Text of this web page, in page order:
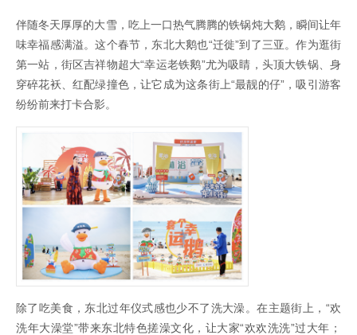
伴随冬天厚厚的大雪，吃上一口热气腾腾的铁锅炖大鹅，瞬间让年
味幸福感满溢。这个春节，东北大鹅也“迁徙”到了三亚。作为逛街
第一站，街区吉祥物超大“幸运老铁鹅”尤为吸睛，头顶大铁锅、身
穿碎花袄、红配绿撞色，让它成为这条街上“最靓的仔”，吸引游客
纷纷前来打卡合影。
除了吃美食，东北过年仪式感也少不了洗大澡。在主题街上，“欢
洗年大澡堂”带来东北特色搓澡文化，让大家“欢欢洗洗”过大年；